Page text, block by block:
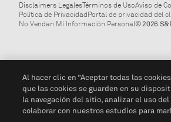
Disclaimers LegalesTérminos de UsoAviso de
Política de PrivacidadPortal de privacidad del
No Vendan Mi Información Personal© 2026
Al hacer clic en “Aceptar todas las
que las cookies se guarden en su
la navegación del sitio, analizar el uso del
colaborar con nuestros estudios para